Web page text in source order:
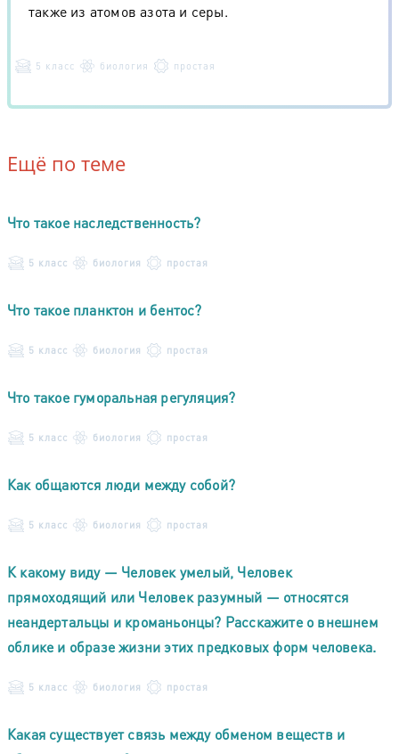
также из атомов азота и серы.
5 класс биология простая
Ещё по теме
Что такое наследственность?
5 класс биология простая
Что такое планктон и бентос?
5 класс биология простая
Что такое гуморальная регуляция?
5 класс биология простая
Как общаются люди между собой?
5 класс биология простая
К какому виду — Человек умелый, Человек
прямоходящий или Человек разумный — относятся
неандертальцы и кроманьонцы? Расскажите о внешнем
облике и образе жизни этих предковых форм человека.
5 класс биология простая
Какая существует связь между обменом веществ и